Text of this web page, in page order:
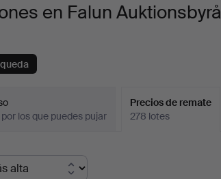
en Falun Auktionsbyrå
los que puedes pujar
Precios de remate
278 lotes